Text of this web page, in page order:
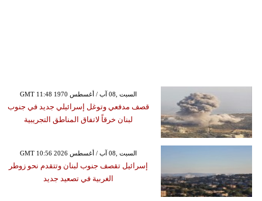
GMT 11:48 1970 السبت ,08 آب / أغسطس
قصف مدفعي وتوغل إسرائيلي جديد في جنوب
لبنان خرقاً لاتفاق المناطق التجريبية
GMT 10:56 2026 السبت ,08 آب / أغسطس
إسرائيل تقصف جنوب لبنان وتتقدم نحو زوطر
الغربية في تصعيد جديد